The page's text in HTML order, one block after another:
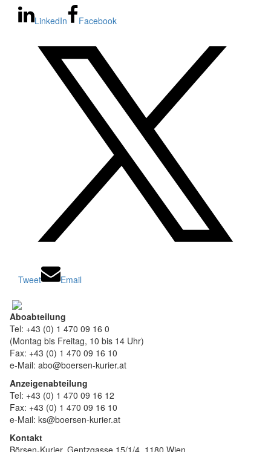
LinkedIn Facebook
Tweet Email
Aboabteilung
Tel: +43 (0) 1 470 09 16 0
(Montag bis Freitag, 10 bis 14 Uhr)
Fax: +43 (0) 1 470 09 16 10
e-Mail: abo@boersen-kurier.at
Anzeigenabteilung
Tel: +43 (0) 1 470 09 16 12
Fax: +43 (0) 1 470 09 16 10
e-Mail: ks@boersen-kurier.at
Kontakt